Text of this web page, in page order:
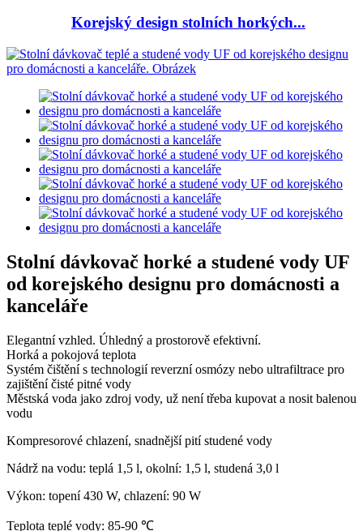
Korejský design stolních horkých...
Stolní dávkovač horké a studené vody UF
od korejského designu pro domácnosti a
kanceláře
Elegantní vzhled. Úhledný a prostorově efektivní.
Horká a pokojová teplota
Systém čištění s technologií reverzní osmózy nebo ultrafiltrace pro
zajištění čisté pitné vody
Městská voda jako zdroj vody, už není třeba kupovat a nosit balenou
vodu
Kompresorové chlazení, snadnější pití studené vody
Nádrž na vodu: teplá 1,5 l, okolní: 1,5 l, studená 3,0 l
Výkon: topení 430 W, chlazení: 90 W
Teplota teplé vody: 85-90 ℃